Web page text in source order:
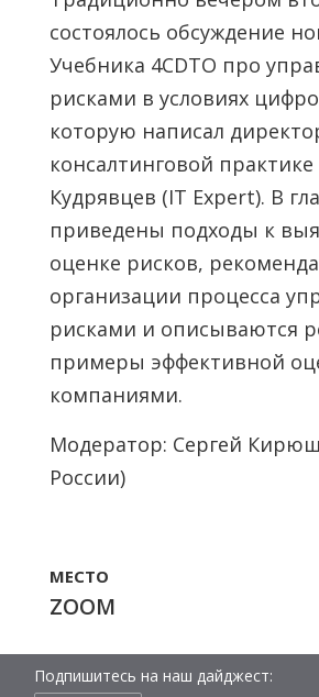
состоялось обсуждение
Учебника 4CDTO про
рисками в условиях
которую написал
консалтинговой
Кудрявцев (IT Expert). В
приведены подходы к
оценке рисков,
организации процесса
рисками и описываются
примеры эффективной
компаниями.
Модератор: Сергей
России)
МЕСТО
ZOOM
Подпишитесь на наш дайджест: